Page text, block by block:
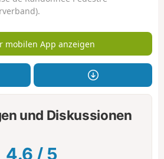
mobilen App anzeigen
und Diskussionen
4.6 / 5